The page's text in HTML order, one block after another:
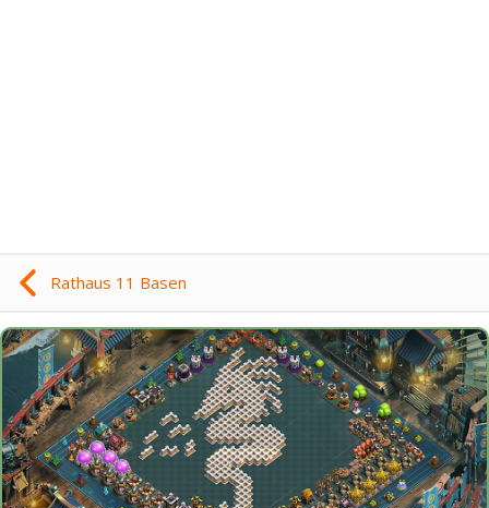
Rathaus 11 Basen